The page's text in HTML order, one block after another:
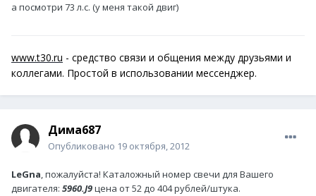
а посмотри 73 л.с. (у меня такой двиг)
www.t30.ru - средство связи и общения между друзьями и
коллегами. Простой в использовании мессенджер.
Дима687
Опубликовано 19 октября, 2012
LeGna, пожалуйста! Каталожный номер свечи для Вашего
двигателя: 5960.J9цена от 52 до 404 рублей/штука.